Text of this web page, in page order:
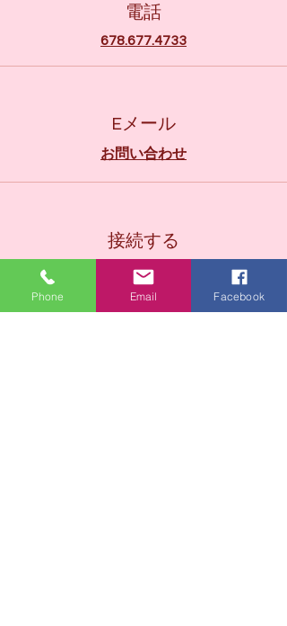
電話
678.677.4733
Eメール
お問い合わせ
接続する
Phone Email Facebook